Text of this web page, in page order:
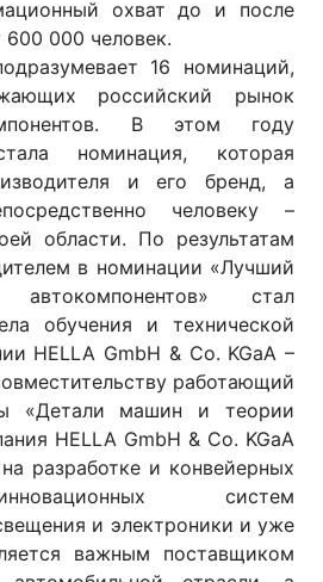
охват до и после
000 человек.
16 номинаций,
российский рынок
В этом году
номинация, которая
и его бренд, а
человеку –
области. По результатам
в номинации «Лучший
стал
обучения и техничеcкой
HELLA GmbH & Co. KGaA –
работающий
«Детали машин и теории
HELLA GmbH & Co. KGaA
разработке и конвейерных
систем
и электроники и уже
важным поставщиком